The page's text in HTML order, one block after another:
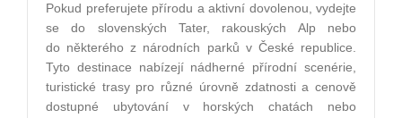
Pokud preferujete přírodu a aktivní dovolenou, vydejte
se do slovenských Tater, rakouských Alp nebo
do některého z národních parků v České republice.
Tyto destinace nabízejí nádherné přírodní scenérie,
turistické trasy pro různé úrovně zdatnosti a cenově
dostupné ubytování v horských chatách nebo